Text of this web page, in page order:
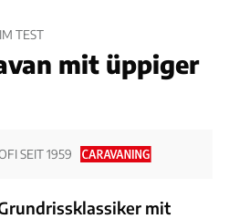
TEST
mit üppiger
SEIT 1959
mit